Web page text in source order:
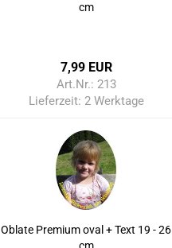
cm
7,99 EUR
Art.Nr.: 213
Lieferzeit: 2 Werktage
Oblate Premium oval + Text 19 - 26